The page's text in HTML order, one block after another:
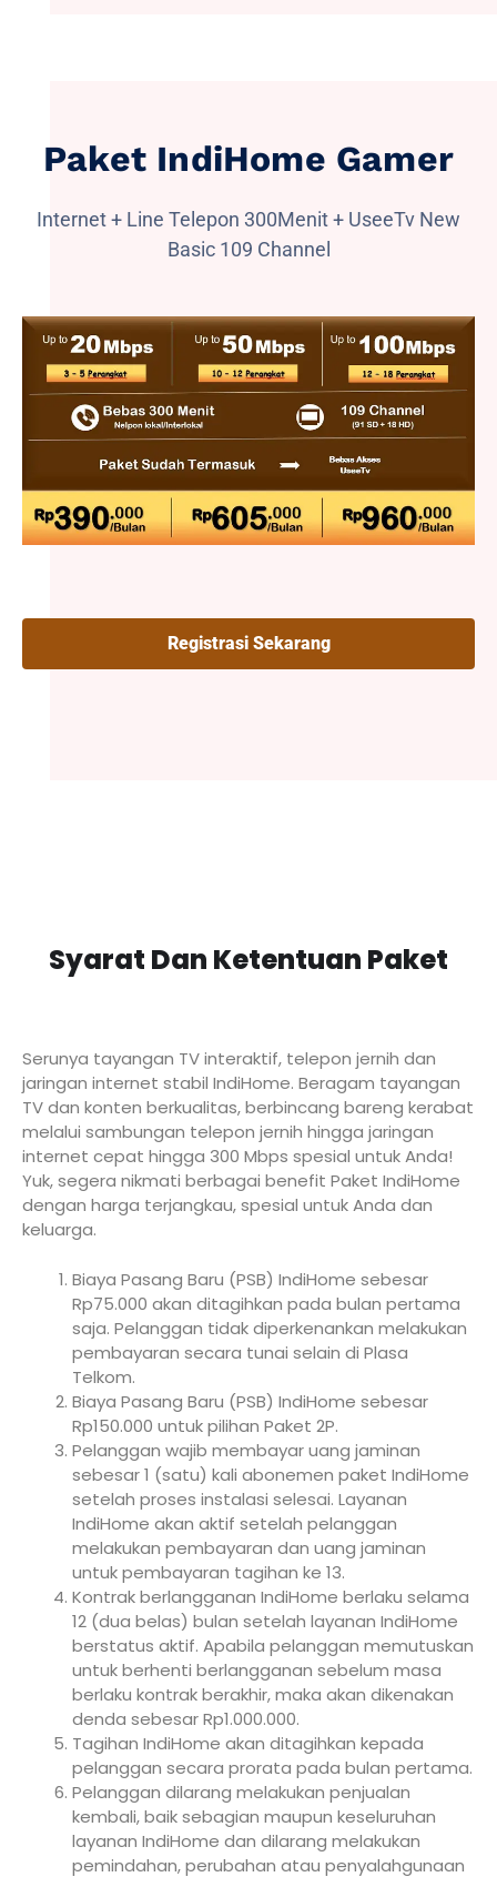
Paket IndiHome Gamer
Internet + Line Telepon 300Menit + UseeTv New
Basic 109 Channel
Registrasi Sekarang
Syarat Dan Ketentuan Paket
Serunya tayangan TV interaktif, telepon jernih dan
jaringan internet stabil IndiHome. Beragam tayangan
TV dan konten berkualitas, berbincang bareng kerabat
melalui sambungan telepon jernih hingga jaringan
internet cepat hingga 300 Mbps spesial untuk Anda!
Yuk, segera nikmati berbagai benefit Paket IndiHome
dengan harga terjangkau, spesial untuk Anda dan
keluarga.
Biaya Pasang Baru (PSB) IndiHome sebesar
Rp75.000 akan ditagihkan pada bulan pertama
saja. Pelanggan tidak diperkenankan melakukan
pembayaran secara tunai selain di Plasa
Telkom.
Biaya Pasang Baru (PSB) IndiHome sebesar
Rp150.000 untuk pilihan Paket 2P.
Pelanggan wajib membayar uang jaminan
sebesar 1 (satu) kali abonemen paket IndiHome
setelah proses instalasi selesai. Layanan
IndiHome akan aktif setelah pelanggan
melakukan pembayaran dan uang jaminan
untuk pembayaran tagihan ke 13.
Kontrak berlangganan IndiHome berlaku selama
12 (dua belas) bulan setelah layanan IndiHome
berstatus aktif. Apabila pelanggan memutuskan
untuk berhenti berlangganan sebelum masa
berlaku kontrak berakhir, maka akan dikenakan
denda sebesar Rp1.000.000.
Tagihan IndiHome akan ditagihkan kepada
pelanggan secara prorata pada bulan pertama.
Pelanggan dilarang melakukan penjualan
kembali, baik sebagian maupun keseluruhan
layanan IndiHome dan dilarang melakukan
pemindahan, perubahan atau penyalahgunaan